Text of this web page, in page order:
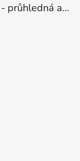
Malé visací náušnice obdélník - průhledná a stříbrná